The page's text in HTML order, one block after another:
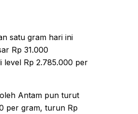
satu gram hari ini
Rp 31.000
level Rp 2.785.000 per
Antam pun turut
per gram, turun Rp